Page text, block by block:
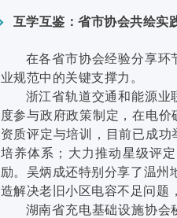
互学互鉴：省市协会共绘实
在各省市协会经验分享环
业规范中的关键支撑力。
浙江省轨道交通和能源业
度参与政府政策制定，在电
资质评定与培训，目前已成
培养体系；大力推动星级评
励。吴炳成还特别分享了温州
造解决老旧小区电容不足问题
湖南省充电基础设施协会